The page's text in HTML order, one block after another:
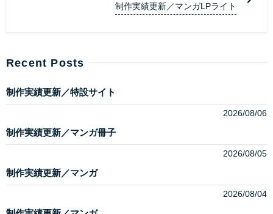
制作実績更新／マンガLPライト
Recent Posts
制作実績更新／特設サイト
2026/08/06
制作実績更新／マンガ冊子
2026/08/05
制作実績更新／マンガ
2026/08/04